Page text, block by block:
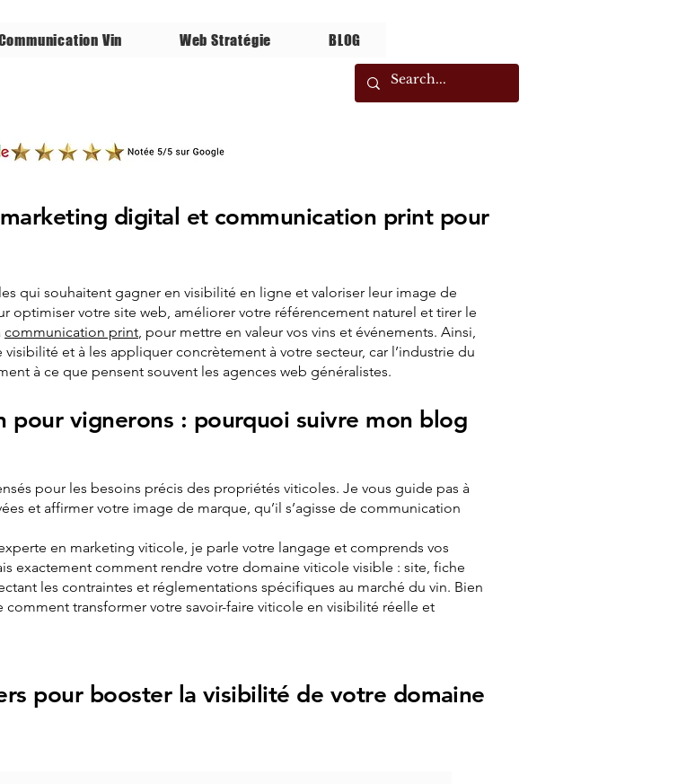
Vin Web Stratégie BLOG
digital et communication print pour
qui souhaitent gagner en visibilité en ligne et valoriser leur image de
optimiser votre site web, améliorer votre référencement naturel et tirer le
communication print, pour mettre en valeur vos vins et événements. Ainsi,
et à les appliquer concrètement à votre secteur, car l’industrie du
à ce que pensent souvent les agences web généralistes.
pour vignerons : pourquoi suivre mon blog
pour les besoins précis des propriétés viticoles. Je vous guide pas à
et affirmer votre image de marque, qu’il s’agisse de communication
en marketing viticole, je parle votre langage et comprends vos
exactement comment rendre votre domaine viticole visible : site, fiche
les contraintes et réglementations spécifiques au marché du vin. Bien
transformer votre savoir-faire viticole en visibilité réelle et
pour booster la visibilité de votre domaine